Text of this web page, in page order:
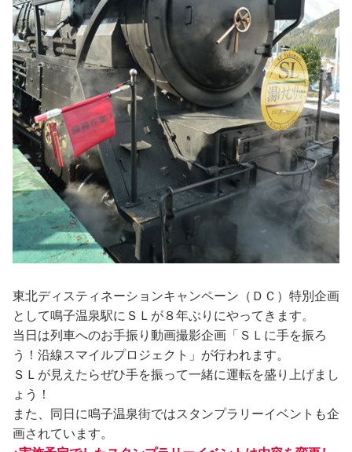
東北ディスティネーションキャンペーン（ＤＣ）特別企画
として鳴子温泉駅にＳＬが８年ぶりにやってきます。
当日は列車へのお手振り動画撮影企画「ＳＬに手を振ろ
う！沿線スマイルプロジェクト」が行われます。
ＳＬが見えたらぜひ手を振って一緒に運転を盛り上げまし
ょう！
また、同日に鳴子温泉街ではスタンプラリーイベントも企
画されています。